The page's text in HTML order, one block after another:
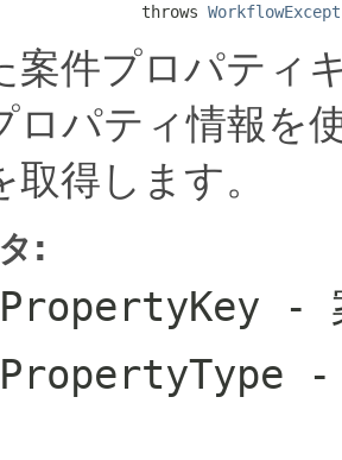
throws
案件プロパティ
ロパティ情報を
得します。
:
-